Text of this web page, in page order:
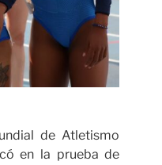
de Atletismo
en la prueba de